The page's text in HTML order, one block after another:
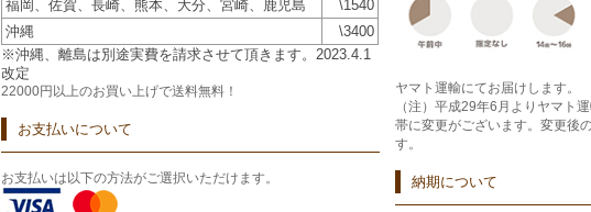
福岡、佐賀、長崎、熊本、大分、宮崎、鹿児島
\1540
沖縄
\3400
※沖縄、離島は別途実費を請求させて頂きます。2023.4.1
改定
22000円以上のお買い上げで送料無料！
お支払いについて
お支払いは以下の方法がご選択いただけます。
ヤマト運輸にてお届けします。
（注）平成29年6月よりヤマト
帯に変更がございます。変更後
す。
納期について